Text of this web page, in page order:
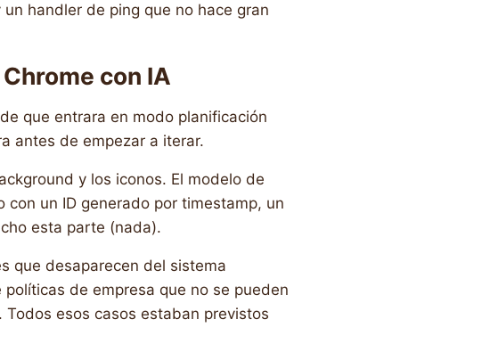
handler de ping que no hace gran
con IA
que entrara en modo planificación
antes de empezar a iterar.
y los iconos. El modelo de
un ID generado por timestamp, un
esta parte (nada).
que desaparecen del sistema
de empresa que no se pueden
esos casos estaban previstos